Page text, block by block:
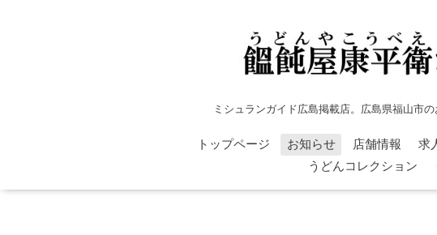
ミシュランガイド広島掲載店。広島県福山市
トップページ お知らせ 店舗情報 求
うどんコレクション